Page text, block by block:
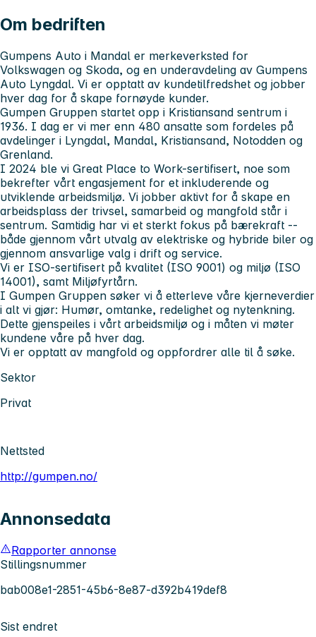
Om bedriften
Gumpens Auto i Mandal er merkeverksted for
Volkswagen og Skoda, og en underavdeling av Gumpens
Auto Lyngdal. Vi er opptatt av kundetilfredshet og jobber
hver dag for å skape fornøyde kunder.
Gumpen Gruppen startet opp i Kristiansand sentrum i
1936. I dag er vi mer enn 480 ansatte som fordeles på
avdelinger i Lyngdal, Mandal, Kristiansand, Notodden og
Grenland.
I 2024 ble vi Great Place to Work-sertifisert, noe som
bekrefter vårt engasjement for et inkluderende og
utviklende arbeidsmiljø. Vi jobber aktivt for å skape en
arbeidsplass der trivsel, samarbeid og mangfold står i
sentrum. Samtidig har vi et sterkt fokus på bærekraft --
både gjennom vårt utvalg av elektriske og hybride biler og
gjennom ansvarlige valg i drift og service.
Vi er ISO-sertifisert på kvalitet (ISO 9001) og miljø (ISO
14001), samt Miljøfyrtårn.
I Gumpen Gruppen søker vi å etterleve våre kjerneverdier
i alt vi gjør: Humør, omtanke, redelighet og nytenkning.
Dette gjenspeiles i vårt arbeidsmiljø og i måten vi møter
kundene våre på hver dag.
Vi er opptatt av mangfold og oppfordrer alle til å søke.
Sektor
Privat
Nettsted
http://gumpen.no/
Annonsedata
Rapporter annonse
Stillingsnummer
bab008e1-2851-45b6-8e87-d392b419def8
Sist endret